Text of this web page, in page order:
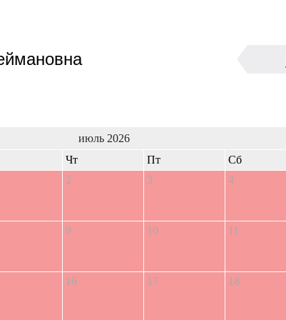
июль 2026
Чт Пт Сб
2 3 4
9 10 11
16 17 18